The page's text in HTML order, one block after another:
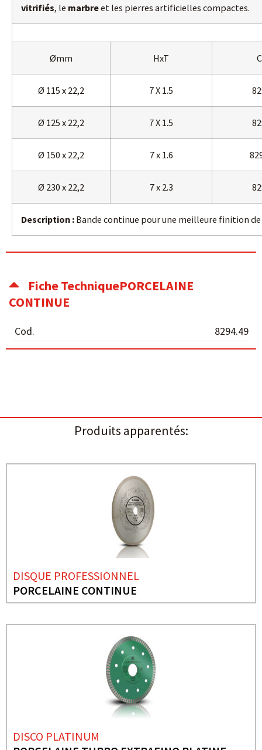
vitrifiés, le marbreet les pierres artificielles compactes.
Ømm HxT
Ø 115 x 22,2 7 X 1.5
Ø 125 x 22,2 7 X 1.5
Ø 150 x 22,2 7 x 1.6
Ø 230 x 22,2 7 x 2.3
Description : Bande continue pour une meilleure finition
Fiche TechniquePORCELAINE
CONTINUE
Cod. 8294.49
Produits apparentés:
DISQUE PROFESSIONNEL
PORCELAINE CONTINUE
DISCO PLATINUM